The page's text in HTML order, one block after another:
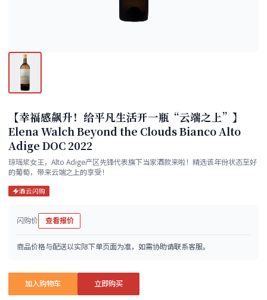
【幸福感飙升！给平凡生活开一瓶“云端之上”】
Elena Walch Beyond the Clouds Bianco Alto
Adige DOC 2022
琼瑶浆女王，Alto Adige产区先锋代表旗下当家酒款来啦！精选该年份状态至好
的葡萄，带来云端之上的享受！
酒云闪购
闪购价 查看报价
商品价格与配送以实际下单页面为准，如需协助请联系客服。
加入购物车 立即购买